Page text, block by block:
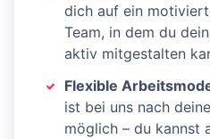
dich auf ein
Team, in dem du
aktiv mitgestalten
Flexible
ist bei uns nach
möglich – du kannst